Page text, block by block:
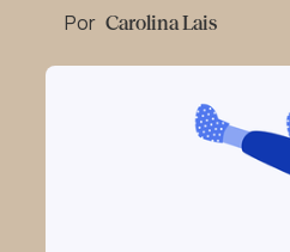
Por Carolina Lais